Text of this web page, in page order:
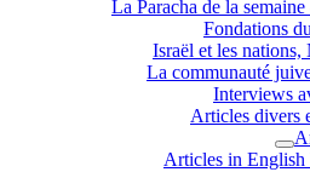
La Paracha de la
Fondations
Israël et les nations,
La communauté
Interviews
Articles divers
Articles in English